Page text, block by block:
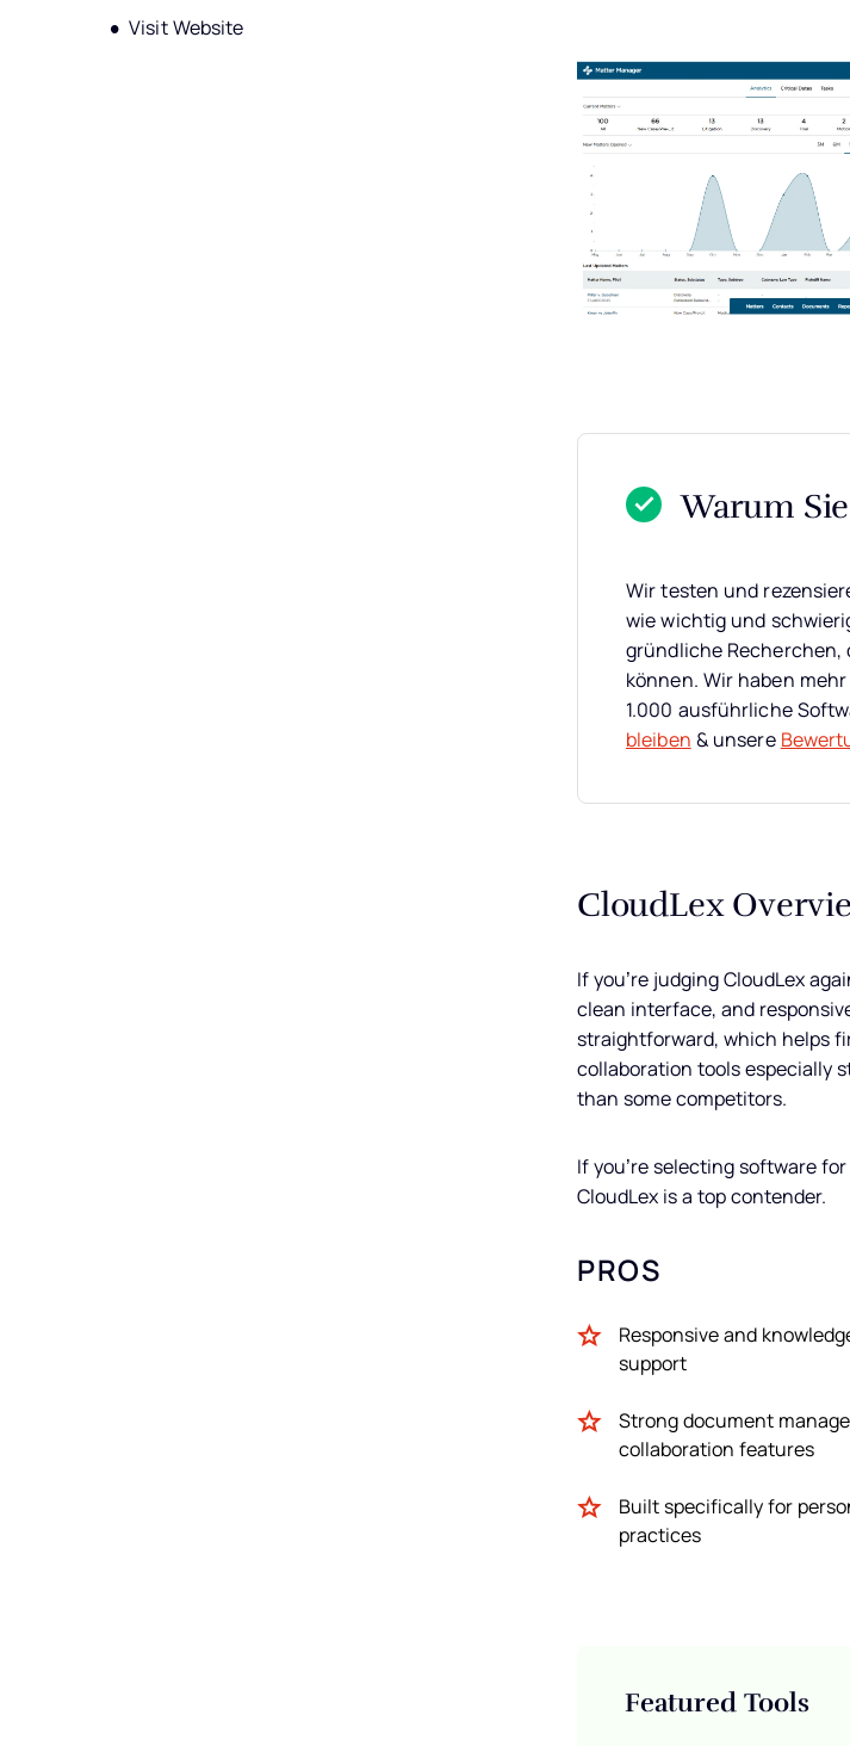
Visit Website
Opens new window
Warum
Wir testen und
wie wichtig und
gründliche Recherchen,
können. Wir haben
1.000 ausführliche
bleiben & unsere
CloudLex
If you’re judging CloudLex
clean interface, and
straightforward, which helps
collaboration tools especially
than some competitors.
If you’re selecting software
CloudLex is a top contender.
PROS
Responsive and
support
Strong document
collaboration features
Built specifically for
practices
Featured Tools